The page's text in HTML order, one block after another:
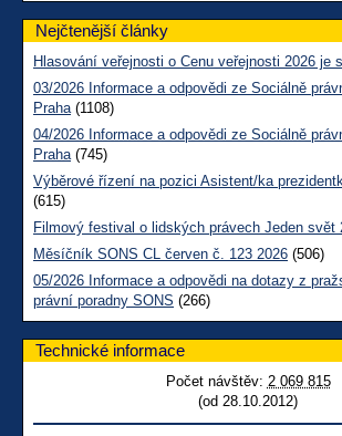
Nejčtenější články
Hlasování veřejnosti o Cenu veřejnosti 2026 je
03/2026 Informace a odpovědi ze Sociálně
Praha(1108)
04/2026 Informace a odpovědi ze Sociálně
Praha(745)
Výběrové řízení na pozici Asistent/ka
(615)
Filmový festival o lidských právech Jeden svět
Měsíčník SONS CL červen č. 123 2026 (506)
05/2026 Informace a odpovědi na dotazy z
právní poradny SONS (266)
Technické informace
Počet návštěv: 2 069 815
(od 28.10.2012)